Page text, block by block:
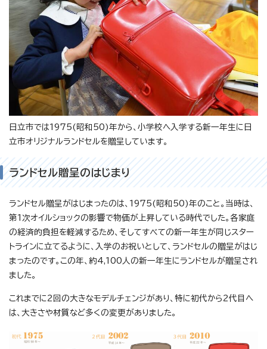
日立市では1975(昭和50)年から、小学校へ入学する新一年生に日
立市オリジナルランドセルを贈呈しています。
ランドセル贈呈のはじまり
ランドセル贈呈がはじまったのは、1975(昭和50)年のこと。当時は、
第1次オイルショックの影響で物価が上昇している時代でした。各家庭
の経済的負担を軽減するため、そしてすべての新一年生が同じスター
トラインに立てるように、入学のお祝いとして、ランドセルの贈呈がはじ
まったのです。この年、約4,100人の新一年生にランドセルが贈呈され
ました。
これまでに2回の大きなモデルチェンジがあり、特に初代から2代目へ
は、大きさや材質など多くの変更がありました。